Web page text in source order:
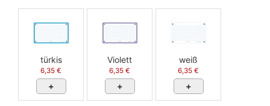
türkis
6,35 €
+
Violett
6,35 €
+
weiß
6,35 €
+